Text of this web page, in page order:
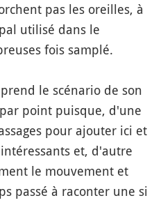
pas les oreilles, à
utilisé dans le
fois samplé.
le scénario de son
point puisque, d'une
pour ajouter ici et
et, d'autre
le mouvement et
passé à raconter une si